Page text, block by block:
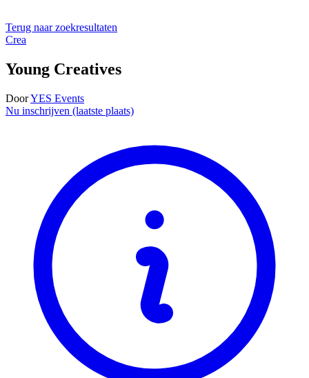
Terug naar zoekresultaten
Crea
Young Creatives
DoorYES Events
Nu inschrijven (laatste plaats)